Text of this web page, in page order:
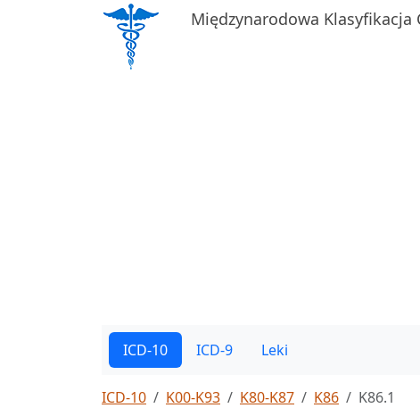
Międzynarodowa
ICD-10 ICD-9 Leki
ICD-10 K00-K93 K80-K87 K86 K86.1